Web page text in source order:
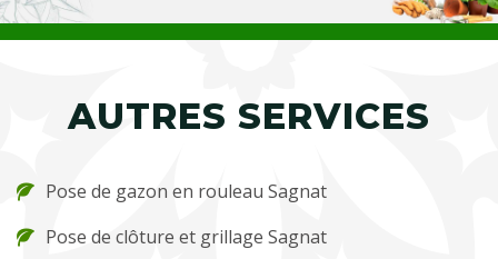
AUTRES SERVICES
Pose de gazon en rouleau Sagnat
Pose de clôture et grillage Sagnat